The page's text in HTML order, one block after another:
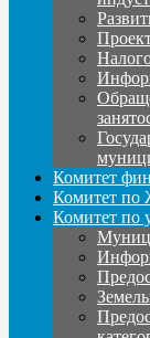
Комитет
Комитет
Комитет по